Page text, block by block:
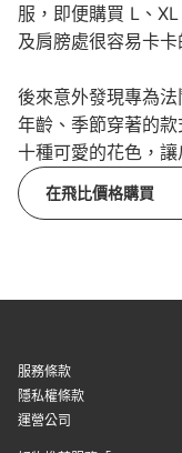
服，即便購買 L、
及肩膀處很容易卡卡
後來意外發現專為
年齡、季節穿著的
十種可愛的花色，
在飛比價格購買
服務條款
隱私權條款
運營公司